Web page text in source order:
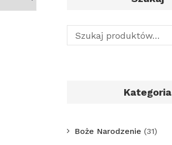
Kategoria
Boże Narodzenie (31)